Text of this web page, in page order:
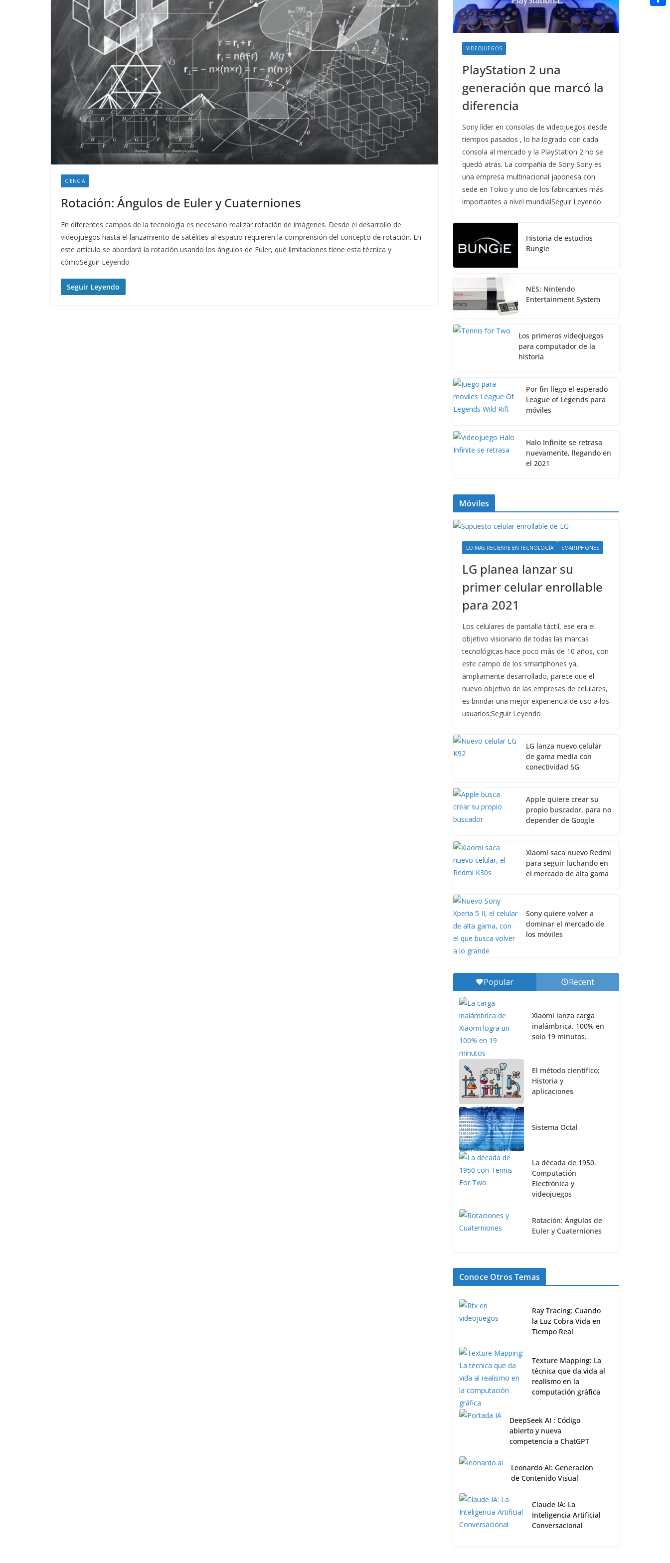
CIENCIA
Rotación: Ángulos de Euler y Cuaterniones
En diferentes campos de la tecnología es necesario realizar rotación de imágenes. Desde el desarrollo de
videojuegos hasta el lanzamiento de satélites al espacio requieren la comprensión del concepto de rotación. En
este artículo se abordará la rotación usando los ángulos de Euler, qué limitaciones tiene esta técnica y
cómoSeguir Leyendo
Seguir Leyendo
VIDEOJUEGOS
PlayStation 2 una
generación que marcó la
diferencia
Sony líder en consolas de videojuegos desde
tiempos pasados , lo ha logrado con cada
consola al mercado y la PlayStation 2 no se
quedó atrás. La compañía de Sony Sony es
una empresa multinacional japonesa con
sede en Tokio y uno de los fabricantes más
importantes a nivel mundialSeguir Leyendo
Historia de estudios
Bungie
NES: Nintendo
Entertainment System
Los primeros videojuegos
para computador de la
historia
Por fin llego el esperado
League of Legends para
móviles
Halo Infinite se retrasa
nuevamente, llegando en
el 2021
Móviles
LO MAS RECIENTE EN TECNOLOGÍA SMARTPHONES
LG planea lanzar su
primer celular enrollable
para 2021
Los celulares de pantalla táctil, ese era el
objetivo visionario de todas las marcas
tecnológicas hace poco más de 10 años, con
este campo de los smartphones ya,
ampliamente desarrollado, parece que el
nuevo objetivo de las empresas de celulares,
es brindar una mejor experiencia de uso a los
usuarios;Seguir Leyendo
LG lanza nuevo celular
de gama media con
conectividad 5G
Apple quiere crear su
propio buscador, para no
depender de Google
Xiaomi saca nuevo Redmi
para seguir luchando en
el mercado de alta gama
Sony quiere volver a
dominar el mercado de
los móviles
Popular Recent
Xiaomi lanza carga
inalámbrica, 100% en
solo 19 minutos.
El método científico:
Historia y
aplicaciones
Sistema Octal
La década de 1950.
Computación
Electrónica y
videojuegos
Rotación: Ángulos de
Euler y Cuaterniones
Conoce Otros Temas
Ray Tracing: Cuando
la Luz Cobra Vida en
Tiempo Real
Texture Mapping: La
técnica que da vida al
realismo en la
computación gráfica
DeepSeek AI : Código
abierto y nueva
competencia a ChatGPT
Leonardo AI: Generación
de Contenido Visual
Claude IA: La
Inteligencia Artificial
Conversacional
n
a